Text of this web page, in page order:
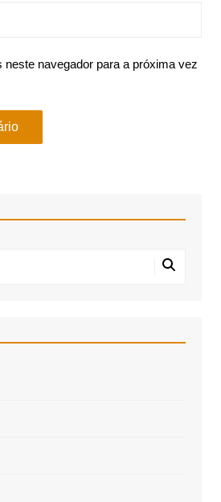
neste navegador para a próxima vez